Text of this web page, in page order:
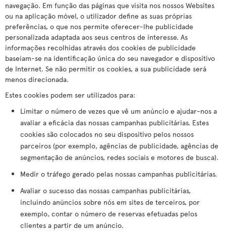
navegação. Em função das páginas que visita nos nossos Websites
ou na aplicação móvel, o utilizador define as suas próprias
preferências, o que nos permite oferecer-lhe publicidade
personalizada adaptada aos seus centros de interesse. As
informações recolhidas através dos cookies de publicidade
baseiam-se na identificação única do seu navegador e dispositivo
de Internet. Se não permitir os cookies, a sua publicidade será
menos direcionada.
Estes cookies podem ser utilizados para:
Limitar o número de vezes que vê um anúncio e ajudar-nos a
avaliar a eficácia das nossas campanhas publicitárias. Estes
cookies são colocados no seu dispositivo pelos nossos
parceiros (por exemplo, agências de publicidade, agências de
segmentação de anúncios, redes sociais e motores de busca).
Medir o tráfego gerado pelas nossas campanhas publicitárias.
Avaliar o sucesso das nossas campanhas publicitárias,
incluindo anúncios sobre nós em sites de terceiros, por
exemplo, contar o número de reservas efetuadas pelos
clientes a partir de um anúncio.